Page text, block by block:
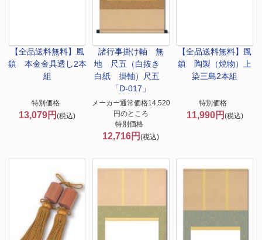
【全品送料無料】 風
鎮 本金金具透し2本
組
特別価格
13,079円(税込)
諸行事掛け軸 無
地 尺五（白抜き
白紙 掛軸）尺五
「D-017」
メーカー通常価格14,520
円のところ
特別価格
12,716円(税込)
【全品送料無料】 風
鎮 陶製（焼物）上
染三島2本組
特別価格
11,990円 (税込)